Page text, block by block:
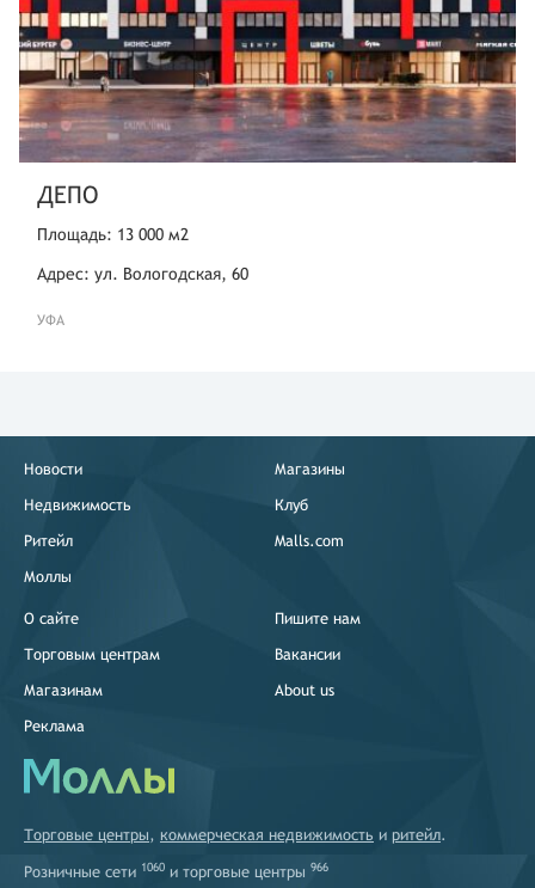
ДЕПО
Площадь: 13 000 м2
Адрес: ул. Вологодская, 60
УФА
Новости
Недвижимость
Ритейл
Моллы
Магазины
Клуб
Malls.com
О сайте
Торговым центрам
Магазинам
Реклама
Пишите нам
Вакансии
About us
Торговые центры, коммерческая недвижимость и ритейл.
Розничные сети 1060 и торговые центры 966